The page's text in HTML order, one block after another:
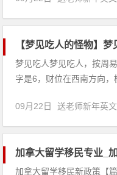
作保障性高等特点成为留
【梦见吃人的怪物】梦
梦见吃人梦见吃人，按周
字是6，财位在西南方向
内心深处存在的某种恐惧
自己会被它所吞噬，也预
09月22日 送老师新年英
加拿大留学移民专业_
加拿大留学移民新政策【